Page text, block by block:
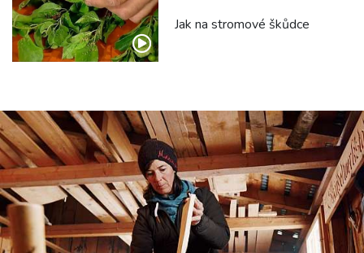
Jak na stromové škůdce